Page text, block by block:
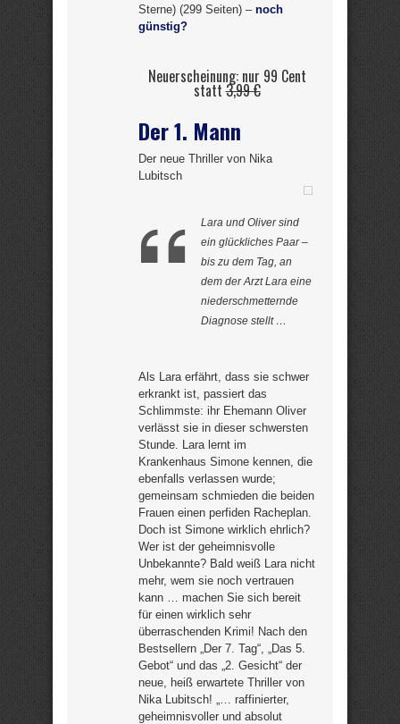
Sterne) (299 Seiten) – noch
günstig?
Neuerscheinung: nur 99 Cent
statt3,99 €
Der 1. Mann
Der neue Thriller von Nika
Lubitsch
Lara und Oliver sind
ein glückliches Paar –
bis zu dem Tag, an
dem der Arzt Lara eine
niederschmetternde
Diagnose stellt …
Als Lara erfährt, dass sie schwer
erkrankt ist, passiert das
Schlimmste: ihr Ehemann Oliver
verlässt sie in dieser schwersten
Stunde. Lara lernt im
Krankenhaus Simone kennen, die
ebenfalls verlassen wurde;
gemeinsam schmieden die beiden
Frauen einen perfiden Racheplan.
Doch ist Simone wirklich ehrlich?
Wer ist der geheimnisvolle
Unbekannte? Bald weiß Lara nicht
mehr, wem sie noch vertrauen
kann … machen Sie sich bereit
für einen wirklich sehr
überraschenden Krimi! Nach den
Bestsellern „Der 7. Tag“, „Das 5.
Gebot“ und das „2. Gesicht“ der
neue, heiß erwartete Thriller von
Nika Lubitsch! „… raffinierter,
geheimnisvoller und absolut